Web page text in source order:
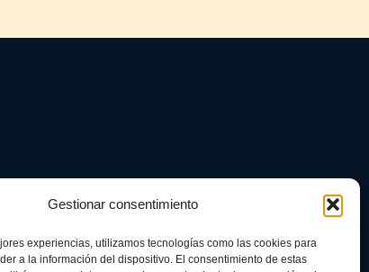
Gestionar consentimiento
experiencias, utilizamos tecnologías como las cookies para
a la información del dispositivo. El consentimiento de estas